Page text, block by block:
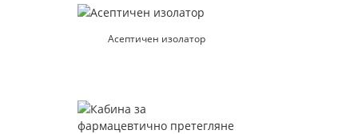
Асептичен изолатор